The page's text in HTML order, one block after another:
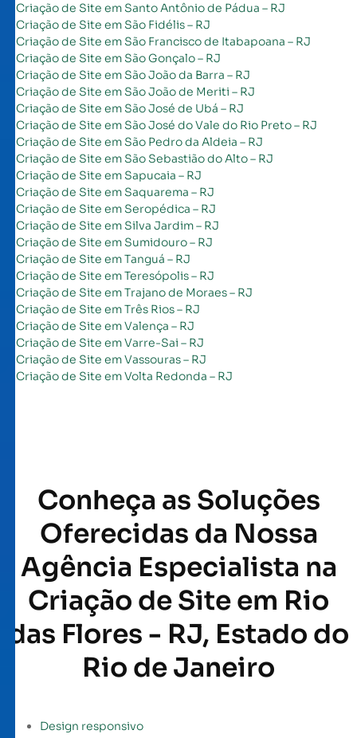
Criação de Site em Santo Antônio de Pádua – RJ
Criação de Site em São Fidélis – RJ
Criação de Site em São Francisco de Itabapoana – RJ
Criação de Site em São Gonçalo – RJ
Criação de Site em São João da Barra – RJ
Criação de Site em São João de Meriti – RJ
Criação de Site em São José de Ubá – RJ
Criação de Site em São José do Vale do Rio Preto – RJ
Criação de Site em São Pedro da Aldeia – RJ
Criação de Site em São Sebastião do Alto – RJ
Criação de Site em Sapucaia – RJ
Criação de Site em Saquarema – RJ
Criação de Site em Seropédica – RJ
Criação de Site em Silva Jardim – RJ
Criação de Site em Sumidouro – RJ
Criação de Site em Tanguá – RJ
Criação de Site em Teresópolis – RJ
Criação de Site em Trajano de Moraes – RJ
Criação de Site em Três Rios – RJ
Criação de Site em Valença – RJ
Criação de Site em Varre-Sai – RJ
Criação de Site em Vassouras – RJ
Criação de Site em Volta Redonda – RJ
Conheça as Soluções
Oferecidas da Nossa
Agência Especialista na
Criação de Site em Rio
das Flores - RJ, Estado do
Rio de Janeiro
Design responsivo